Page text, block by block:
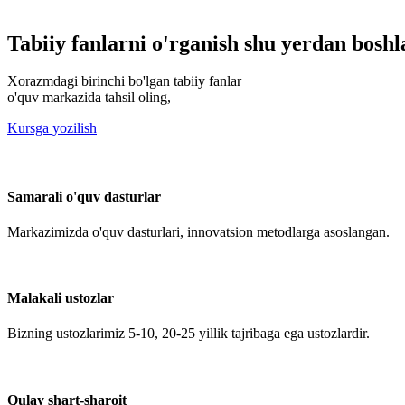
Tabiiy fanlarni o'rganish shu yerdan
Xorazmdagi birinchi bo'lgan tabiiy fanlar
o'quv markazida tahsil oling,
Kursga yozilish
Samarali o'quv dasturlar
Markazimizda o'quv dasturlari, innovatsion metodlarga asoslangan.
Malakali ustozlar
Bizning ustozlarimiz 5-10, 20-25 yillik tajribaga ega ustozlardir.
Qulay shart-sharoit